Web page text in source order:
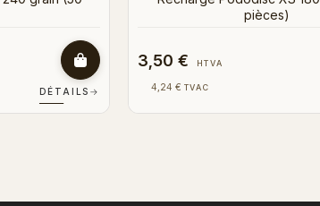
DÉTAILS →
6,00 € HTVA
7,26 € TVAC